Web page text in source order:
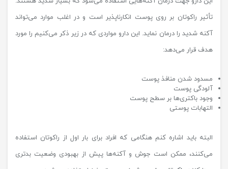
تأثیر راکوتان بر روی پوست انکارناپذیر است و در اغلب موارد می‌تواند
آکنه شدید را درمان نماید. این دارو مواردی که در زیر ذکر می‌کنیم را مورد
هدف قرار می‌دهد:
مسدود شدن منافذ پوست
آلودگی پوست
وجود باکتری‌ها بر سطح پوست
التهابات پوستی
البته باید اشاره کنم هنگامی که افراد برای بار اول از راکوتان استفاده
می‌کنند، ممکن است جوش و آکنه‌ها پیش از بهبودی وضعیت بدتری